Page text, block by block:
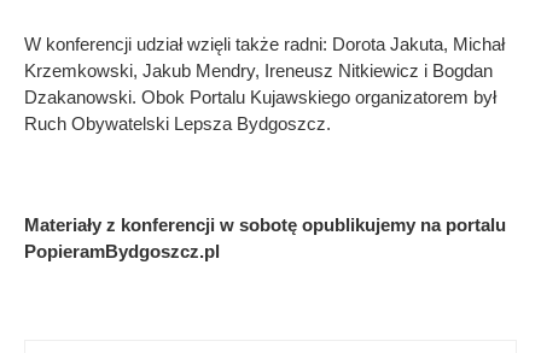
W konferencji udział wzięli także radni: Dorota Jakuta, Michał
Krzemkowski, Jakub Mendry, Ireneusz Nitkiewicz i Bogdan
Dzakanowski. Obok Portalu Kujawskiego organizatorem był
Ruch Obywatelski Lepsza Bydgoszcz.
Materiały z konferencji w sobotę opublikujemy na portalu
PopieramBydgoszcz.pl